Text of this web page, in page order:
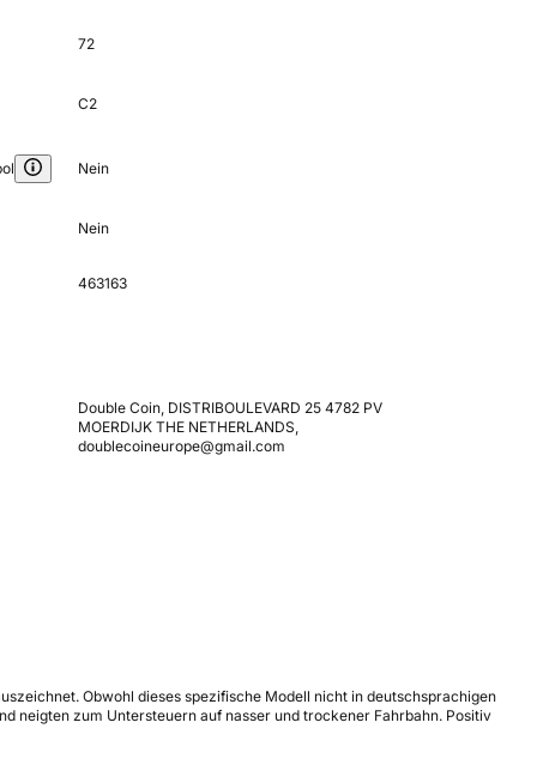
72
C2
Nein
Nein
463163
Double Coin, DISTRIBOULEVARD 25 4782 PV
MOERDIJK THE NETHERLANDS,
doublecoineurope@gmail.com
Obwohl dieses spezifische Modell nicht in deutschsprachigen
neigten zum Untersteuern auf nasser und trockener Fahrbahn. Positiv